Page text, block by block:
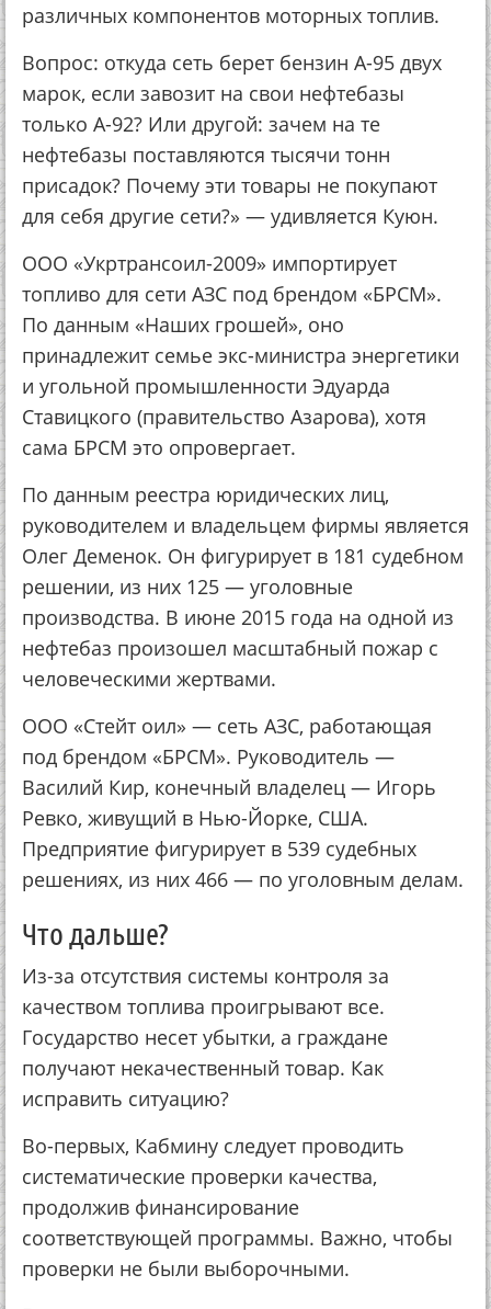
различных компонентов моторных топлив.
Вопрос: откуда сеть берет бензин А-95 двух
марок, если завозит на свои нефтебазы
только А-92? Или другой: зачем на те
нефтебазы поставляются тысячи тонн
присадок? Почему эти товары не покупают
для себя другие сети?» — удивляется Куюн.
ООО «Укртрансоил-2009» импортирует
топливо для сети АЗС под брендом «БРСМ».
По данным «Наших грошей», оно
принадлежит семье экс-министра энергетики
и угольной промышленности Эдуарда
Ставицкого (правительство Азарова), хотя
сама БРСМ это опровергает.
По данным реестра юридических лиц,
руководителем и владельцем фирмы является
Олег Деменок. Он фигурирует в 181 судебном
решении, из них 125 — уголовные
производства. В июне 2015 года на одной из
нефтебаз произошел масштабный пожар с
человеческими жертвами.
ООО «Стейт оил» — сеть АЗС, работающая
под брендом «БРСМ». Руководитель —
Василий Кир, конечный владелец — Игорь
Ревко, живущий в Нью-Йорке, США.
Предприятие фигурирует в 539 судебных
решениях, из них 466 — по уголовным делам.
Что дальше?
Из-за отсутствия системы контроля за
качеством топлива проигрывают все.
Государство несет убытки, а граждане
получают некачественный товар. Как
исправить ситуацию?
Во-первых, Кабмину следует проводить
систематические проверки качества,
продолжив финансирование
соответствующей программы. Важно, чтобы
проверки не были выборочными.